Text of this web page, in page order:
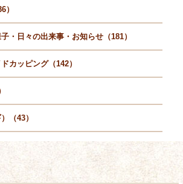
）
・日々の出来事・お知らせ（181）
カッピング（142）
（43）